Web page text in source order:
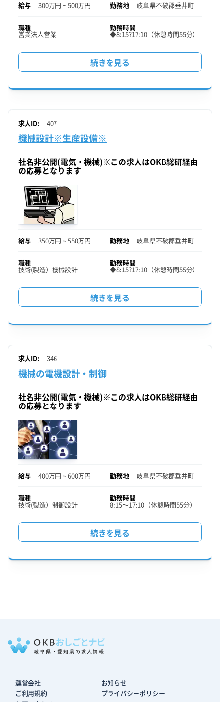
給与 300万円 ~ 500万円 勤務地 岐阜県不破郡垂井町
職種
営業法人営業
勤務時間
◆8:15?17:10（休憩時間55分）
法
※
ル
の
続きを見る
求人ID: 407
機械設計※生産設備※
社名非公開(電気・機械)※この求人はOKB総研経由
の応募となります
給与 350万円 ~ 550万円 勤務地 岐阜県不破郡垂井町
職種
技術(製造） 機械設計
勤務時間
◆8:15?17:10（休憩時間55分）
機
※
生
続きを見る
求人ID: 346
機械の電機設計・制御
社名非公開(電気・機械)※この求人はOKB総研経由
の応募となります
給与 400万円 ~ 600万円 勤務地 岐阜県不破郡垂井町
職種
技術(製造） 制御設計
勤務時間
8:15～17:10（休憩時間55分）
機
計・
続きを見る
運営会社
お知らせ
ご利用規約
プライバシーポリシー